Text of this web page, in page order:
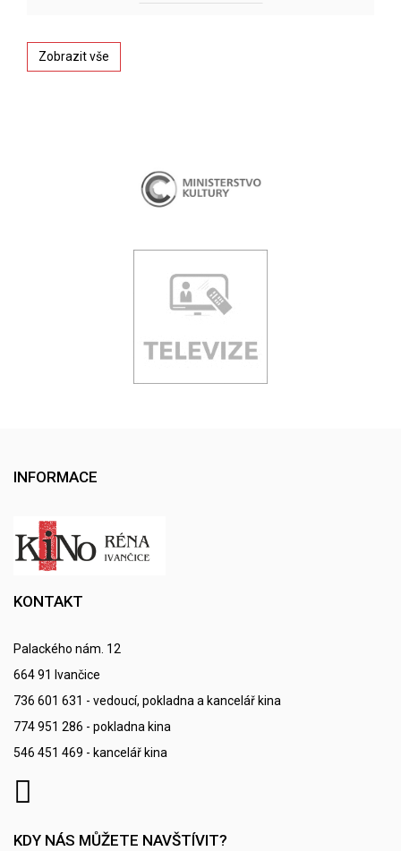
Zobrazit vše
INFORMACE
KONTAKT
Palackého nám. 12
664 91 Ivančice
736 601 631 - vedoucí, pokladna a kancelář kina
774 951 286 - pokladna kina
546 451 469 - kancelář kina
KDY NÁS MŮŽETE NAVŠTÍVIT?